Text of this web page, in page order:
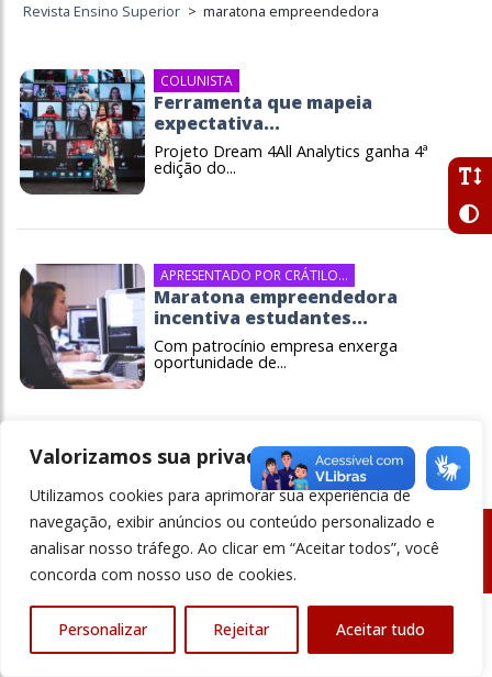
Valorizamos sua privacidade
Utilizamos cookies para aprimorar sua experiência de
navegação, exibir anúncios ou conteúdo personalizado e
analisar nosso tráfego. Ao clicar em “Aceitar todos”, você
concorda com nosso uso de cookies.
Personalizar Rejeitar Aceitar tudo
Revista Ensino Superior > maratona empreendedora
COLUNISTA
Ferramenta que mapeia
expectativa...
Projeto Dream 4All Analytics ganha 4ª
edição do...
APRESENTADO POR CRÁTILO...
Maratona empreendedora
incentiva estudantes...
Com patrocínio empresa enxerga
oportunidade de...
© Revista Ensino Superior - Todos os direitos reservados